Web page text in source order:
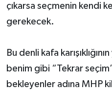
çıkarsa seçmenin kendi
gerekecek.
Bu denli kafa
benim gibi “Tekrar
bekleyenler adına MHP